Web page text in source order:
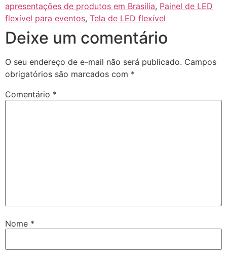
apresentações de produtos em Brasília, Painel de LED
flexível para eventos, Tela de LED flexível
Deixe um comentário
O seu endereço de e-mail não será publicado. Campos
obrigatórios são marcados com *
Comentário *
Nome *